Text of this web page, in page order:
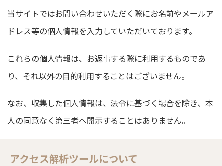
当サイトではお問い合わせいただく際にお名前やメールア
ドレス等の個人情報を入力していただいております。
これらの個人情報は、お返事する際に利用するものであ
り、それ以外の目的利用することはございません。
なお、収集した個人情報は、法令に基づく場合を除き、本
人の同意なく第三者へ開示することはありません。
アクセス解析ツールについて